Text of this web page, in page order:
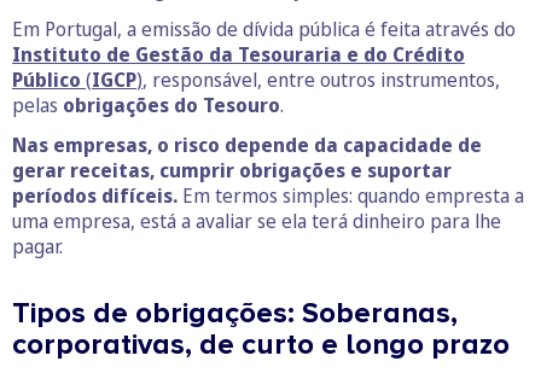
Em Portugal, a emissão de dívida pública é feita através do
Instituto de Gestão da Tesouraria e do Crédito
Público (IGCP), responsável, entre outros instrumentos,
pelas obrigações do Tesouro.
Nas empresas, o risco depende da capacidade de
gerar receitas, cumprir obrigações e suportar
períodos difíceis. Em termos simples: quando empresta a
uma empresa, está a avaliar se ela terá dinheiro para lhe
pagar.
Tipos de obrigações: Soberanas,
corporativas, de curto e longo prazo